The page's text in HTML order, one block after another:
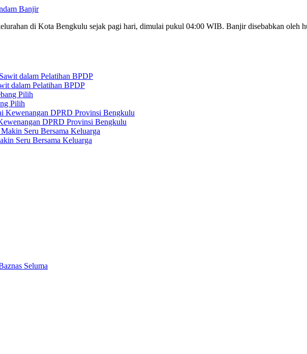
Banjir
di Kota Bengkulu sejak pagi hari, dimulai pukul 04:00 WIB. Banjir disebabkan oleh
dalam Pelatihan BPDP
Pilih
DPRD Provinsi Bengkulu
Seru Bersama Keluarga
Seluma